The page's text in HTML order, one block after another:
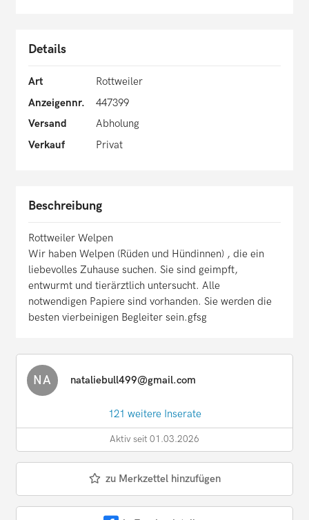
Details
Art
Rottweiler
Anzeigennr.
447399
Versand
Abholung
Verkauf
Privat
Beschreibung
Rottweiler Welpen
Wir haben Welpen (Rüden und Hündinnen) , die ein
liebevolles Zuhause suchen. Sie sind geimpft,
entwurmt und tierärztlich untersucht. Alle
notwendigen Papiere sind vorhanden. Sie werden die
besten vierbeinigen Begleiter sein.gfsg
NA nataliebull499@gmail.com
121 weitere Inserate
Aktiv seit 01.03.2026
zu Merkzettel hinzufügen